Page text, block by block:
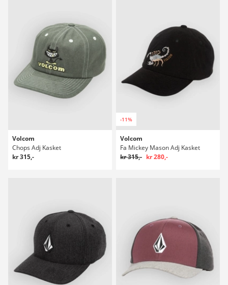
Volcom
Chops Adj Kasket
kr 315,-
-11%
Volcom
Fa Mickey Mason Adj Kasket
kr 315,- kr 280,-